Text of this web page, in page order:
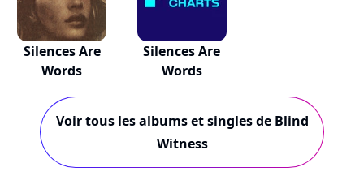
Silences Are
Words
Silences Are
Words
Voir tous les albums et singles de Blind
Witness